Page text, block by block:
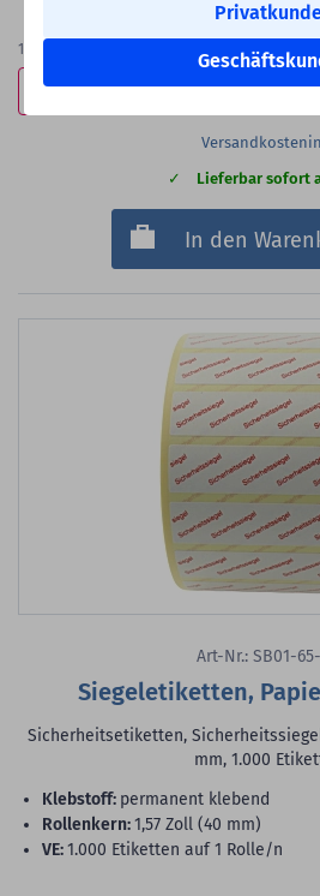
1.000 je 1.000 Etiketten)
Bestpreis-Garantie
Lieferbar sofort
In den
Art-Nr.: SB01-
Siegeletiketten,
Sicherheitsetiketten,
mm, 1.000
Klebstoff: permanent klebend
Rollenkern:1,57 Zoll (40 mm)
VE:1.000 Etiketten auf 1 Rolle/n